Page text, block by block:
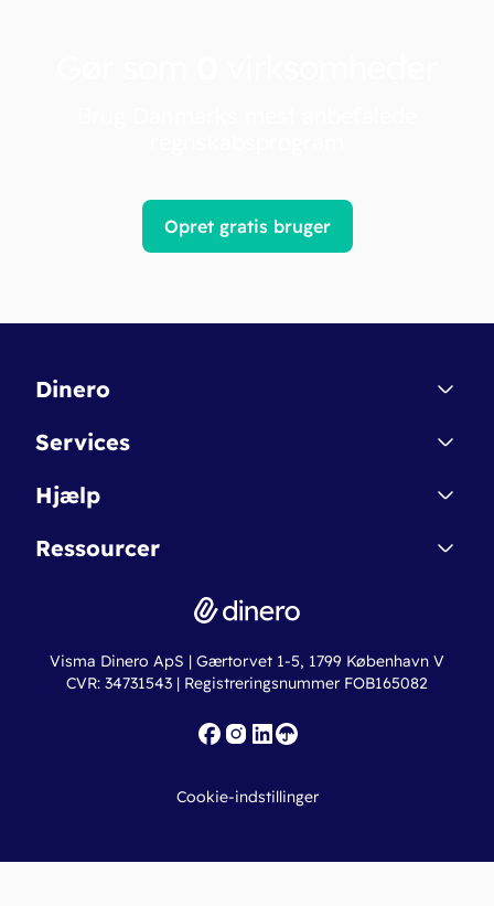
Opret gratis bruger
Dinero
Kontakt
Betingelser & Sikkerhed
Nye funktioner
Services
Dinero Starter
Dinero Pro
Erhvervslån
Fakturaskabeloner
Hjælp
Regnskabsordbogen
Online regnskabskurser
Ressourcer
Ny virksomhed
Iværksætterlegat
Visma Dinero ApS | Gærtorvet 1-5, 1799 København V
CVR: 34731543 | Registreringsnummer FOB165082
Cookie-indstillinger